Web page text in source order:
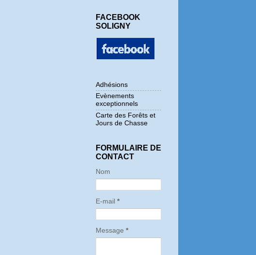
FACEBOOK
SOLIGNY
Adhésions
Evènements
exceptionnels
Carte des Forêts et
Jours de Chasse
FORMULAIRE DE
CONTACT
Nom
E-mail *
Message *